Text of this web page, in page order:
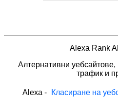
Alexa Rank
Алтернативни
трафик и
Alexa - Класиране на